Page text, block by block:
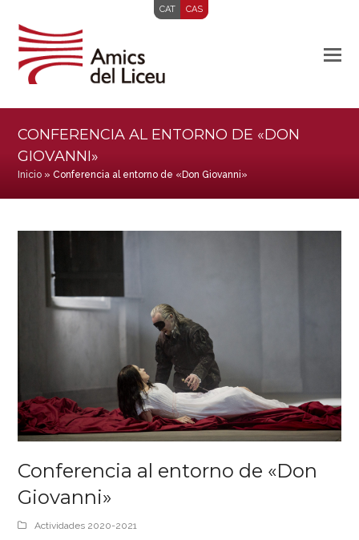
CAT CAS
CONFERENCIA AL ENTORNO DE «DON
GIOVANNI»
Inicio »Conferencia al entorno de «Don Giovanni»
Conferencia al entorno de «Don
Giovanni»
Actividades 2020-2021